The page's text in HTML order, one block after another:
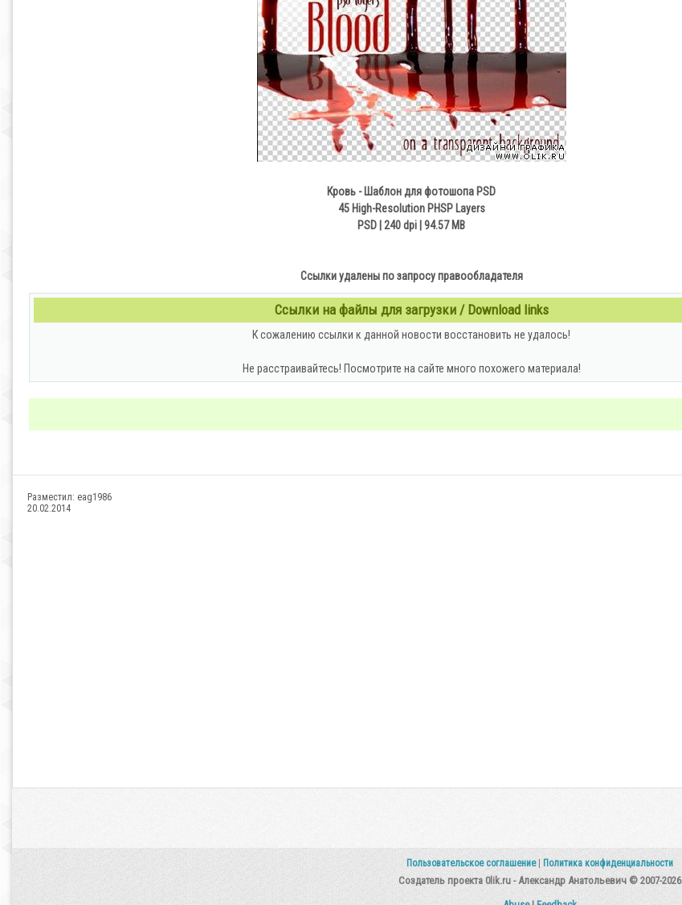
Кровь - Шаблон для фотошопа PSD
45 High-Resolution PHSP Layers
PSD | 240 dpi | 94.57 MB
Ссылки удалены по запросу правообладателя
Ссылки на файлы для загрузки / Download links
К сожалению ссылки к данной новости восстановить не удалось!
Не расстраивайтесь! Посмотрите на сайте много похожего материала!
Разместил: eag1986
20.02.2014
Пользовательское соглашение Политика конфиденциальности
Создатель проекта 0lik.ru - Александр Анатольевич © 2007-2026